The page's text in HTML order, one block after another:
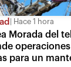
Hace 1 hora
Morada del
para un